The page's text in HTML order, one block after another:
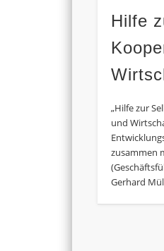
Hilfe
„Hilfe zur
und
zusammen
Gerhard